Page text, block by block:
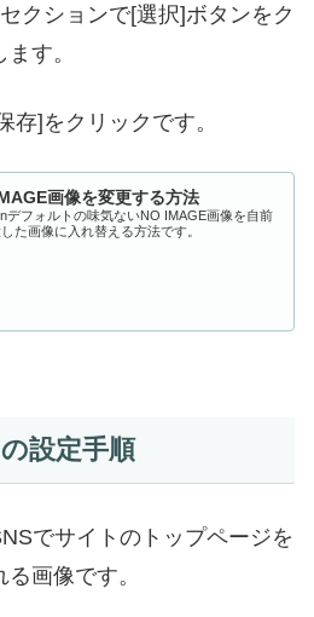
クションで[選択]ボタンをク
す。
存]をクリックです。
画像を変更する方法
デフォルトの味気ないNO IMAGE画像を自前
た画像に入れ替える方法です。
設定手順
でサイトのトップページを
画像です。